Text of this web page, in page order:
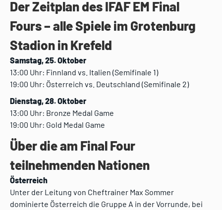
Der Zeitplan des IFAF EM Final
Fours – alle Spiele im Grotenburg
Stadion in Krefeld
Samstag, 25. Oktober
13:00 Uhr: Finnland vs. Italien (Semifinale 1)
19:00 Uhr: Österreich vs. Deutschland (Semifinale 2)
Dienstag, 28. Oktober
13:00 Uhr: Bronze Medal Game
19:00 Uhr: Gold Medal Game
Über die am Final Four
teilnehmenden Nationen
Österreich
Unter der Leitung von Cheftrainer Max Sommer
dominierte Österreich die Gruppe A in der Vorrunde, bei